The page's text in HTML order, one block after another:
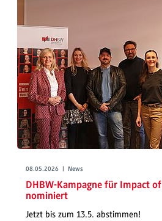
08.05.2026 | News
DHBW-Kampagne für Impact
nominiert
Jetzt bis zum 13.5. abstimmen!